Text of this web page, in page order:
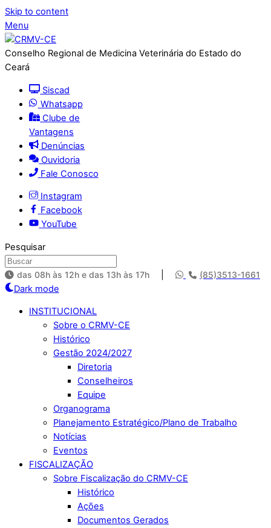
Skip to content
Menu
Conselho Regional de Medicina Veterinária do Estado do
Ceará
Siscad
Whatsapp
Clube de
Vantagens
Denúncias
Ouvidoria
Fale Conosco
Instagram
Facebook
YouTube
Pesquisar
das 08h às 12h e das 13h às 17h (85)3513-1661
Dark mode
INSTITUCIONAL
Sobre o CRMV-CE
Histórico
Gestão 2024/2027
Diretoria
Conselheiros
Equipe
Organograma
Planejamento Estratégico/Plano de Trabalho
Notícias
Eventos
FISCALIZAÇÃO
Sobre Fiscalização do CRMV-CE
Histórico
Ações
Documentos Gerados